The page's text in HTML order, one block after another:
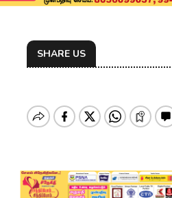
SHARE US